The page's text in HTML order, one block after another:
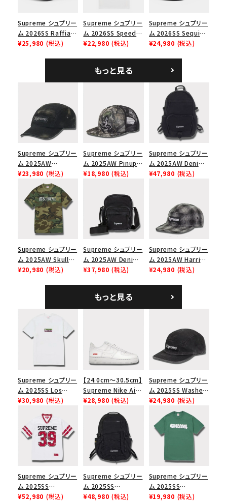
Supreme シュプリー
ム 2026SS Raffia
Mesh Back 5-Panel
¥25,980 (税込)
Supreme シュプリー
ム 2026SS Speed
Tee スピードTシャツ
¥22,980 (税込)
Supreme シュプリー
ム 2026SS Sequin
Denim Classic
シックロゴ 6パネルキ
ャップ ブラック
¥24,980 (税込)
もっと見る
Supreme シュプリー
ム 2025AW
Overdyed Camp
Cap オーバーダイド
キャンプキャップ ブ
ラック
¥23,980 (税込)
Supreme シュプリー
ム 2025AW Pinup
Mesh Back 5-Panel
ュバック 5パネルキャ
ップ トゥルーティン
バーHTC フォールカ
¥18,980 (税込)
Supreme シュプリー
ム 2025AW Denim
Backpack デニム バ
¥47,980 (税込)
Supreme シュプリー
ム 2025AW Skull
Tee スカル Tシャ
¥20,980 (税込)
Supreme シュプリー
ム 2025AW Denim
Shoulder Bag デニ
¥37,980 (税込)
Supreme シュプリー
ム 2025AW Harris
Tweed Camp Cap
¥24,980 (税込)
もっと見る
Supreme シュプリー
ム 2025SS Los
Angeles Fire Relief
イヤーリリーフボック
スロゴTシャツ ホワ
イト 白
¥30,980 (税込)
【24.0cm～30.5cm】
Supreme Nike Air
Force 1 Low シュプ
リーム ナイキエアフォ
ース１スニーカー シ
ューズ ホワイト
¥28,980 (税込)
Supreme シュプリー
ム 2025SS Washed
Chino Twill Camp
Cap ウォッシュチノツ
イルキャンプキャップ
ブラック 黒
¥24,980 (税込)
Supreme シュプリー
ム 2025SS
Bandana Football
¥52,980 (税込)
Supreme シュプリー
ム 2025SS
Backpack バックパッ
¥48,980 (税込)
Supreme シュプリー
ム 2025SS
Homerun Tee ホー
¥19,980 (税込)